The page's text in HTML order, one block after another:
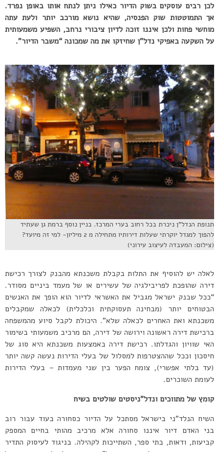
לכן רבים עוסקים בשוק הדיור כאילו ניתן לנתח אותו באופן נפרד.
אך התמוטטות שוק הפנסיה, שהיא נושא מורכב יותר ולעת עתה
מוחשי פחות ולכן איננו זוכה לדיון ציבורי נרחב, השפיע משמעותית
על השקעה באפיקי נדל”ן שחיזקו את מה שמכונה “משבר הדיור”.
תנופת הנדל”ן ניכרת בכל רחוב בערי המרכז. בניין נוסף ברמת גן שעתיד
להפוך למגדל יוקרתי שעלות דירותיו מתחילה מ 2 מיליון- למי זה מיועד?
(צילום: המעבדה לעיצוב עירוני)
לאלה יש להוסיף את התלות בקבלת משכנתא מהבנק לצורך רכישת
דירה שהופכת לפריבילגיה של עשירים או של מעמד ביניים מסודר.
“ככל שבנק ישראל מגביל את האשראי לדיור הוא הופך את האנשים
הבטוחים יותר (מבחינה תעסוקתית וכלכלית) לכאלה שמקבלים
משכנתא ואת האחרים לכאלה שלא”. היכולת לקבל סיוע מהמשפחה
ברכישת דירה ראשונה וירושה של דירה, הם מרכיב משמעותי בשימור
האי שוויון והגדלתו. רכישת דירה באמצעות משכנתא היא סוג של
חיסכון וככל שההצטרפות למסלול של בעלי הדירות נעשה קשה יותר
(עד בלתי אפשרי), צומח הפער בין שני מעמדות – בעלי הדירות
לעומת השוכרים.
קומץ של מתווכים ונדל”ניסטים שולטים בשיח
השיח הנלד”ני בישראל מסתכל על הדיור כסחורה בעוד עבור רוב
בני האדם דיור איננו סחורה אלא מרכיב מהותי בחיים המספק
קביעות, ודאות, בתי ספר, השתייכות לקהילה. בניגוד לעיסוק התדיר